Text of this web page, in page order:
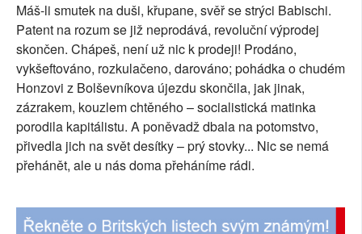
AUTOŘI
PŘÍSPĚVKY NA PROVOZ
SOCIÁLNÍ SÍTĚ
RUBRIKY
PLNÁ VERZE STRÁNEK
Máš-li smutek na duši, křupane, svěř se strýci Babischi.
Patent na rozum se již neprodává, revoluční výprodej
skončen. Chápeš, není už nic k prodeji! Prodáno,
vykšeftováno, rozkulačeno, darováno; pohádka o chudém
Honzovi z Bolševníkova újezdu skončila, jak jinak,
zázrakem, kouzlem chtěného – socialistická matinka
porodila kapitálistu. A poněvadž dbala na potomstvo,
přivedla jich na svět desítky – prý stovky... Nic se nemá
přehánět, ale u nás doma přeháníme rádi.